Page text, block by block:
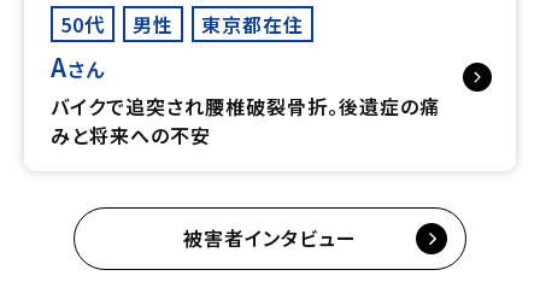
50代 男性 東京都在住
Aさん
バイクで追突され腰椎破裂骨折。後遺症の痛
みと将来への不安
被害者インタビュー